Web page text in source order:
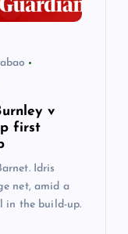
v
first
Idris
net, amid a
in the build-up.